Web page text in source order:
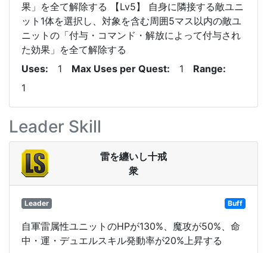
果」を全て解除する 【Lv5】 自身に隣接する敵ユニ
ット1体を選択し、対象を含む周囲5マス以内の敵ユ
ニットの「付与・コマンド・解放によって付与され
た効果」を全て解除する
Uses
1 Max Uses per Quest 1
Range
1
Leader Skill
雷を纏いし十戒
衆
Leader Buff
自軍雷属性ユニットのHPが130%、魔攻が50%、命
中・運・デュエルスキル発動率が20%上昇する